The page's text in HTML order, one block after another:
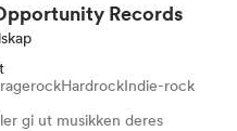
Records
HardrockIndie-rock
gi ut musikken deres